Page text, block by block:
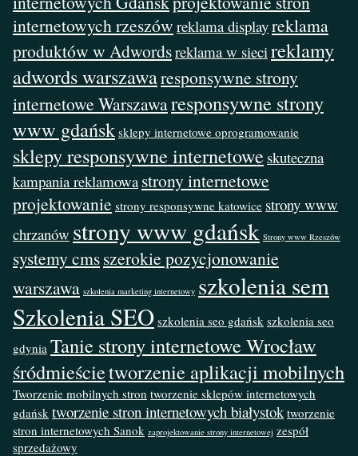
internetowych rzeszów reklama displayreklama
produktów w Adwordsreklama w sieci reklamy
adwords warszawaresponsywne strony
internetowe Warszawaresponsywne strony
www gdańsk sklepy internetowe oprogramowanie
sklepy responsywne internetowe skuteczna
kampania reklamowa strony internetowe
projektowanie strony responsywne katowice strony www
chrzanów strony www gdańsk Strony www Rzeszów
systemy cmsszerokie pozycjonowanie
warszawa szkolenia marketing internetowy szkolenia sem
Szkolenia SEO szkolenia seo gdańsk szkolenia seo
gdynia Tanie strony internetowe Wrocław
śródmieścietworzenie aplikacji mobilnych
Tworzenie mobilnych stron tworzenie sklepów internetowych
gdańsk tworzenie stron internetowych białystok tworzenie
stron internetowych Sanok zaprojektowanie strony internetowej zespół
sprzedażowy